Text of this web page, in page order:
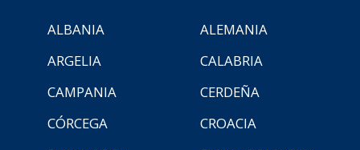
ALBANIA
ALEMANIA
ARGELIA
CALABRIA
CAMPANIA
CERDEÑA
CÓRCEGA
CROACIA